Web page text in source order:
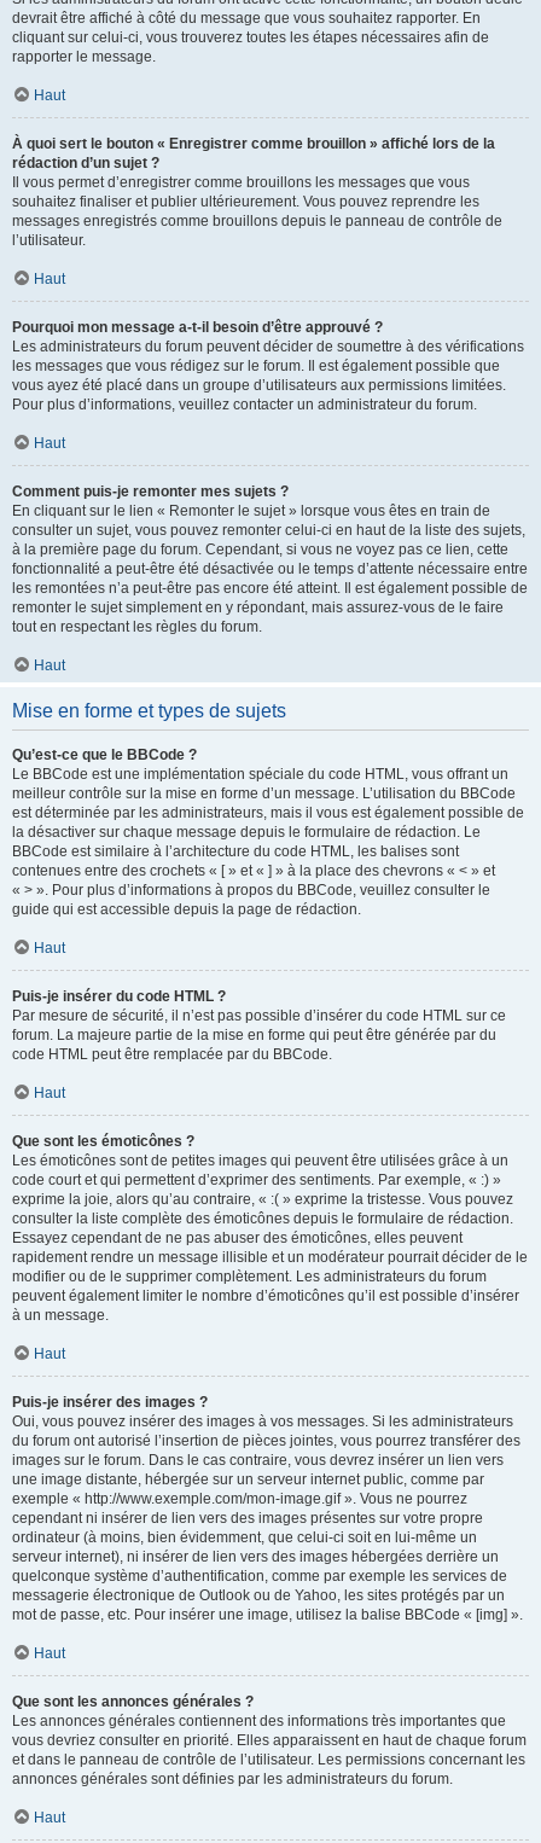
devrait être affiché à côté du message que vous souhaitez rapporter. En
cliquant sur celui-ci, vous trouverez toutes les étapes nécessaires afin de
rapporter le message.
Haut
À quoi sert le bouton « Enregistrer comme brouillon » affiché lors de la
rédaction d’un sujet ?
Il vous permet d’enregistrer comme brouillons les messages que vous
souhaitez finaliser et publier ultérieurement. Vous pouvez reprendre les
messages enregistrés comme brouillons depuis le panneau de contrôle de
l’utilisateur.
Haut
Pourquoi mon message a-t-il besoin d’être approuvé ?
Les administrateurs du forum peuvent décider de soumettre à des vérifications
les messages que vous rédigez sur le forum. Il est également possible que
vous ayez été placé dans un groupe d’utilisateurs aux permissions limitées.
Pour plus d’informations, veuillez contacter un administrateur du forum.
Haut
Comment puis-je remonter mes sujets ?
En cliquant sur le lien « Remonter le sujet » lorsque vous êtes en train de
consulter un sujet, vous pouvez remonter celui-ci en haut de la liste des sujets,
à la première page du forum. Cependant, si vous ne voyez pas ce lien, cette
fonctionnalité a peut-être été désactivée ou le temps d’attente nécessaire entre
les remontées n’a peut-être pas encore été atteint. Il est également possible de
remonter le sujet simplement en y répondant, mais assurez-vous de le faire
tout en respectant les règles du forum.
Haut
Mise en forme et types de sujets
Qu’est-ce que le BBCode ?
Le BBCode est une implémentation spéciale du code HTML, vous offrant un
meilleur contrôle sur la mise en forme d’un message. L’utilisation du BBCode
est déterminée par les administrateurs, mais il vous est également possible de
la désactiver sur chaque message depuis le formulaire de rédaction. Le
BBCode est similaire à l’architecture du code HTML, les balises sont
contenues entre des crochets « [ » et « ] » à la place des chevrons « < » et
« > ». Pour plus d’informations à propos du BBCode, veuillez consulter le
guide qui est accessible depuis la page de rédaction.
Haut
Puis-je insérer du code HTML ?
Par mesure de sécurité, il n’est pas possible d’insérer du code HTML sur ce
forum. La majeure partie de la mise en forme qui peut être générée par du
code HTML peut être remplacée par du BBCode.
Haut
Que sont les émoticônes ?
Les émoticônes sont de petites images qui peuvent être utilisées grâce à un
code court et qui permettent d’exprimer des sentiments. Par exemple, « :) »
exprime la joie, alors qu’au contraire, « :( » exprime la tristesse. Vous pouvez
consulter la liste complète des émoticônes depuis le formulaire de rédaction.
Essayez cependant de ne pas abuser des émoticônes, elles peuvent
rapidement rendre un message illisible et un modérateur pourrait décider de le
modifier ou de le supprimer complètement. Les administrateurs du forum
peuvent également limiter le nombre d’émoticônes qu’il est possible d’insérer
à un message.
Haut
Puis-je insérer des images ?
Oui, vous pouvez insérer des images à vos messages. Si les administrateurs
du forum ont autorisé l’insertion de pièces jointes, vous pourrez transférer des
images sur le forum. Dans le cas contraire, vous devrez insérer un lien vers
une image distante, hébergée sur un serveur internet public, comme par
exemple « http://www.exemple.com/mon-image.gif ». Vous ne pourrez
cependant ni insérer de lien vers des images présentes sur votre propre
ordinateur (à moins, bien évidemment, que celui-ci soit en lui-même un
serveur internet), ni insérer de lien vers des images hébergées derrière un
quelconque système d’authentification, comme par exemple les services de
messagerie électronique de Outlook ou de Yahoo, les sites protégés par un
mot de passe, etc. Pour insérer une image, utilisez la balise BBCode « [img] ».
Haut
Que sont les annonces générales ?
Les annonces générales contiennent des informations très importantes que
vous devriez consulter en priorité. Elles apparaissent en haut de chaque forum
et dans le panneau de contrôle de l’utilisateur. Les permissions concernant les
annonces générales sont définies par les administrateurs du forum.
Haut